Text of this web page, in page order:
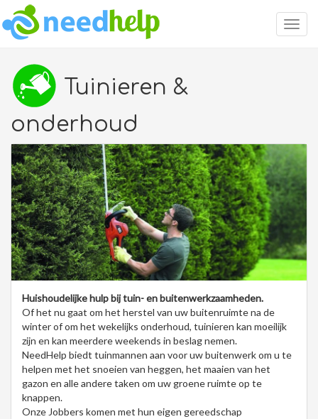
Tuinieren &
onderhoud
Huishoudelijke hulp bij tuin- en buitenwerkzaamheden.
Of het nu gaat om het herstel van uw buitenruimte na de
winter of om het wekelijks onderhoud, tuinieren kan moeilijk
zijn en kan meerdere weekends in beslag nemen.
NeedHelp biedt tuinmannen aan voor uw buitenwerk om u te
helpen met het snoeien van heggen, het maaien van het
gazon en alle andere taken om uw groene ruimte op te
knappen.
Onze Jobbers komen met hun eigen gereedschap